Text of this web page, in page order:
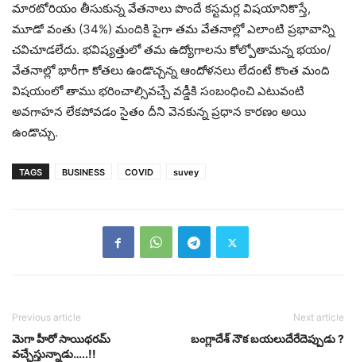
మారటోరియం తీసుకున్న వేతనాలు పొందే కస్టమర్ల విషయానికొస్తే,
మూడో వంతు (34%) మందికి పైగా తమ వేతనాల్లో ఎలాంటి ప్రభావాన్ని
చవిచూడలేదు. భవిష్యత్తులో తమ ఉద్యోగాలను కోల్పోతామన్న భయం/
వేతనాల్లో భారీగా కోతలు ఉండొచ్చన్న ఆందోళనలు లేదంటే కొంత మంది
విషయంలో తాము భరించాల్సివచ్చే వడ్డీకి సంబంధించి ఎటువంటి
అవగాహన లేకపోవడం సైతం దీని వెనకున్న ప్రధాన కారణం అయి
ఉండొచ్చు.
TAGS BUSINESS COVID suvey
Previous article
మెగా హీరో సాయిథ‌ర‌మ్
వ‌చ్చేస్తున్నాడు…..!!
Next article
బంగ్లాదేశ్ నౌక బయలుదేరేదెప్పుడు ?